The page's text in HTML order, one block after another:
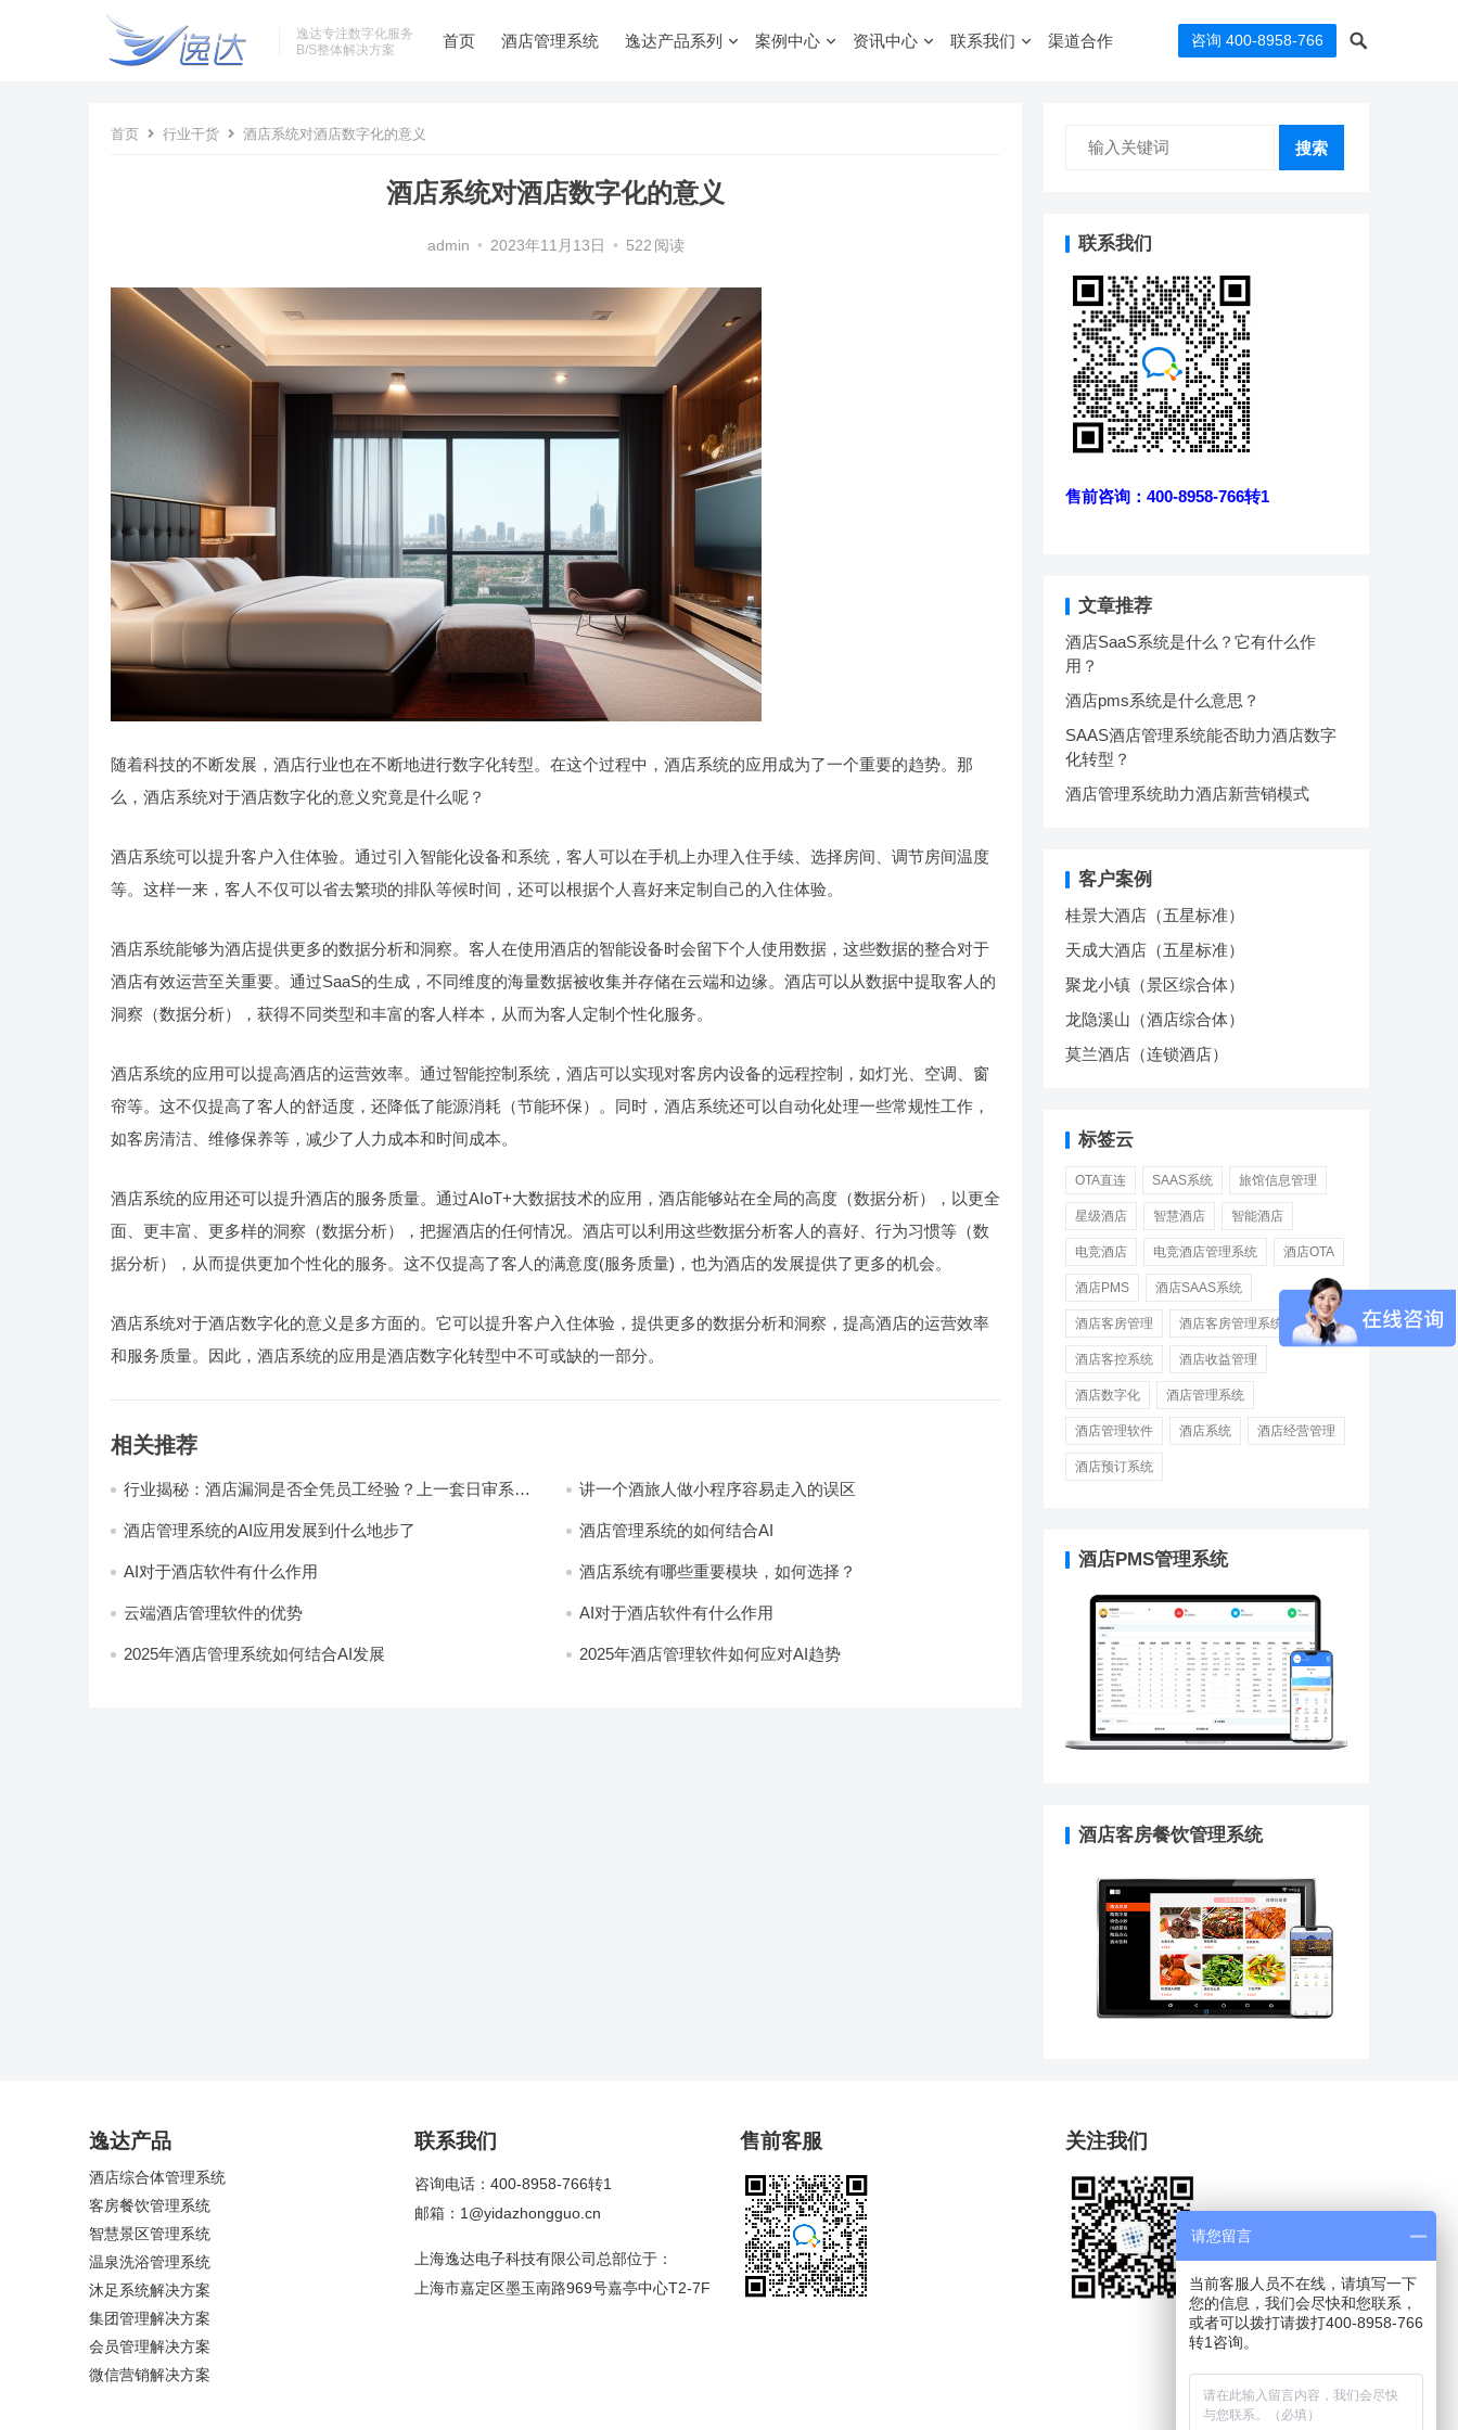
逸达专注数字化服务
B/S整体解决方案
首页 酒店管理系统 逸达产品系列 案例中心 资讯中心 联系我们 渠道合作 咨询 400-8958-766
首页 行业干货 酒店系统对酒店数字化的意义
酒店系统对酒店数字化的意义
admin • 2023年11月13日 • 522 阅读
随着科技的不断发展，酒店行业也在不断地进行数字化转型。在这个过程中，酒店系统的应用成为了一个重要的趋势。那
么，酒店系统对于酒店数字化的意义究竟是什么呢？
酒店系统可以提升客户入住体验。通过引入智能化设备和系统，客人可以在手机上办理入住手续、选择房间、调节房间温度
等。这样一来，客人不仅可以省去繁琐的排队等候时间，还可以根据个人喜好来定制自己的入住体验。
酒店系统能够为酒店提供更多的数据分析和洞察。客人在使用酒店的智能设备时会留下个人使用数据，这些数据的整合对于
酒店有效运营至关重要。通过SaaS的生成，不同维度的海量数据被收集并存储在云端和边缘。酒店可以从数据中提取客人的
洞察（数据分析），获得不同类型和丰富的客人样本，从而为客人定制个性化服务。
酒店系统的应用可以提高酒店的运营效率。通过智能控制系统，酒店可以实现对客房内设备的远程控制，如灯光、空调、窗
帘等。这不仅提高了客人的舒适度，还降低了能源消耗（节能环保）。同时，酒店系统还可以自动化处理一些常规性工作，
如客房清洁、维修保养等，减少了人力成本和时间成本。
酒店系统的应用还可以提升酒店的服务质量。通过AIoT+大数据技术的应用，酒店能够站在全局的高度（数据分析），以更全
面、更丰富、更多样的洞察（数据分析），把握酒店的任何情况。酒店可以利用这些数据分析客人的喜好、行为习惯等（数
据分析），从而提供更加个性化的服务。这不仅提高了客人的满意度(服务质量)，也为酒店的发展提供了更多的机会。
酒店系统对于酒店数字化的意义是多方面的。它可以提升客户入住体验，提供更多的数据分析和洞察，提高酒店的运营效率
和服务质量。因此，酒店系统的应用是酒店数字化转型中不可或缺的一部分。
相关推荐
行业揭秘：酒店漏洞是否全凭员工经验？上一套日审系
讲一个酒旅人做小程序容易走入的误区
酒店管理系统的AI应用发展到什么地步了 酒店管理系统的如何结合AI
AI对于酒店软件有什么作用 酒店系统有哪些重要模块，如何选择？
云端酒店管理软件的优势 AI对于酒店软件有什么作用
2025年酒店管理系统如何结合AI发展 2025年酒店管理软件如何应对AI趋势
搜索
联系我们
售前咨询：400-8958-766转1
文章推荐
酒店SaaS系统是什么？它有什么作
用？
酒店pms系统是什么意思？
SAAS酒店管理系统能否助力酒店数字
化转型？
酒店管理系统助力酒店新营销模式
客户案例
桂景大酒店（五星标准）
天成大酒店（五星标准）
聚龙小镇（景区综合体）
龙隐溪山（酒店综合体）
莫兰酒店（连锁酒店）
标签云
OTA直连 SAAS系统 旅馆信息管理
星级酒店 智慧酒店 智能酒店
电竞酒店 电竞酒店管理系统 酒店OTA
酒店PMS 酒店SAAS系统
酒店客房管理 酒店客房管理系统
酒店客控系统 酒店收益管理
酒店数字化 酒店管理系统
酒店管理软件 酒店系统 酒店经营管理
酒店预订系统
酒店PMS管理系统
酒店客房餐饮管理系统
逸达产品
酒店综合体管理系统
客房餐饮管理系统
智慧景区管理系统
温泉洗浴管理系统
沐足系统解决方案
集团管理解决方案
会员管理解决方案
微信营销解决方案
联系我们
咨询电话：400-8958-766转1
邮箱：1@yidazhongguo.cn
上海逸达电子科技有限公司总部位于：
上海市嘉定区墨玉南路969号嘉亭中心T2-7F
售前客服 关注我们
请您留言
当前客服人员不在线，请填写一下
您的信息，我们会尽快和您联系，
或者可以拨打请拨打400-8958-766
转1咨询。